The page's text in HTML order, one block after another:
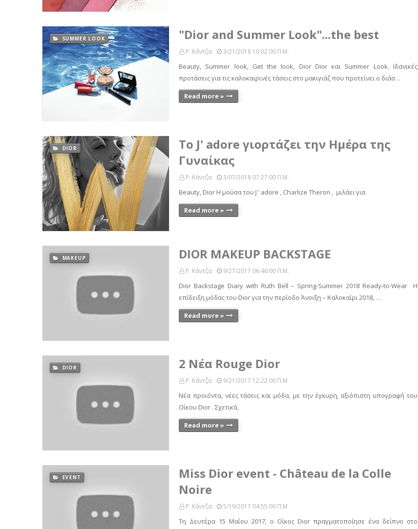
SUMMER LOOK "Dior and Summer Look"...the best
Ρ. Κάντζα 3/21/2018 10:02:00 Π.μ.
Beauty, Summer look, Get the look, Dior Dior και Summer Look. Ιδανικές
προτάσεις για τις καλοκαιρινές τάσεις στο μακιγιάζ που προτείνει ο διάσ…
Read more »
DIOR
Το J' adore γιορτάζει την Ημέρα της
Γυναίκας
Ρ. Κάντζα 3/07/2018 07:27:00 Π.μ.
Beauty, Dior Η μούσα του J ’ adore , Charlize Theron , μιλάει για
Read more »
MAKEUP DIOR MAKEUP BACKSTAGE
Ρ. Κάντζα 9/27/2017 06:46:00 Π.μ.
Dior Backstage Diary with Ruth Bell – Spring-Summer 2018 Ready-to-Wear Η
επίδειξη μόδας του Dior για την περίοδο Άνοιξη – Καλοκαίρι 2018, …
Read more »
DIOR 2 Νέα Rouge Dior
Ρ. Κάντζα 9/21/2017 12:22:00 Π.μ.
Νέα προϊόντα, νέες τάσεις και μόδα, με την έγκυρη, αξιόπιστη υπογραφή του
Οίκου Dior . Σχετικά,
Read more »
EVENT
Miss Dior event - Château de la Colle
Noire
Ρ. Κάντζα 5/19/2017 04:55:00 Π.μ.
Τη Δευτέρα 15 Μαΐου 2017, ο Οίκος Dior πραγματοποίησε ένα δείπνο στο